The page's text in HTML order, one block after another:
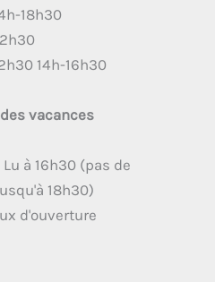
18h30
14h-16h30
vacances
à 16h30 (pas de
18h30)
d'ouverture